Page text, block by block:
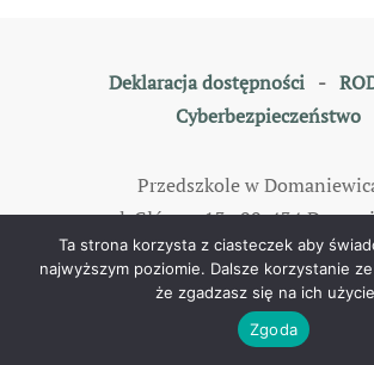
Deklaracja dostępności-
Cyberbezpieczeństwo
Przedszkole w
ul. Główna 13, 99-434
tel: 46 838 35 79
All rights reserved. Designed by
Ta strona korzysta z ciasteczek aby
najwyższym poziomie. Dalsze korzystanie
że zgadzasz się na ich
Zgoda